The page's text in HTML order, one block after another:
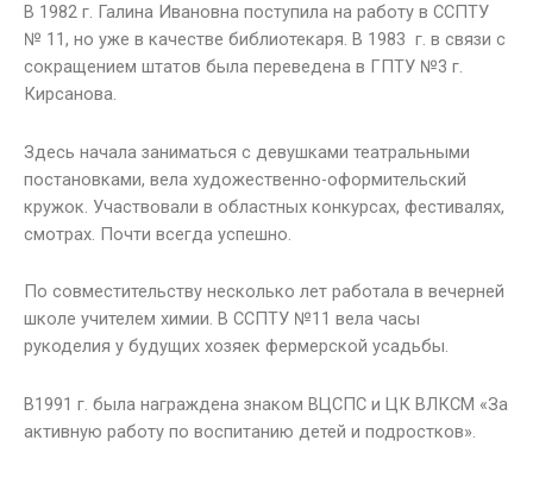
В 1982 г. Галина Ивановна поступила на работу в ССПТУ
№ 11, но уже в качестве библиотекаря. В 1983 г. в связи с
сокращением штатов была переведена в ГПТУ №3 г.
Кирсанова.
Здесь начала заниматься с девушками театральными
постановками, вела художественно-оформительский
кружок. Участвовали в областных конкурсах, фестивалях,
смотрах. Почти всегда успешно.
По совместительству несколько лет работала в вечерней
школе учителем химии. В ССПТУ №11 вела часы
рукоделия у будущих хозяек фермерской усадьбы.
В1991 г. была награждена знаком ВЦСПС и ЦК ВЛКСМ «За
активную работу по воспитанию детей и подростков».